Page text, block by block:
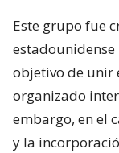
Este grupo fue
estadounidense
objetivo de unir
organizado
embargo, en el
y la